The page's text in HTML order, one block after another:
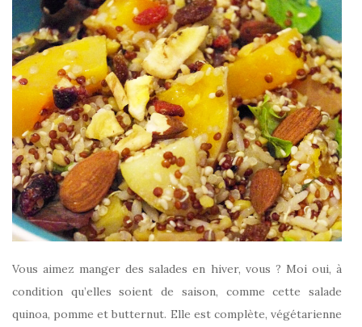
Vous aimez manger des salades en hiver, vous ? Moi oui, à
condition qu’elles soient de saison, comme cette salade
quinoa, pomme et butternut. Elle est complète, végétarienne